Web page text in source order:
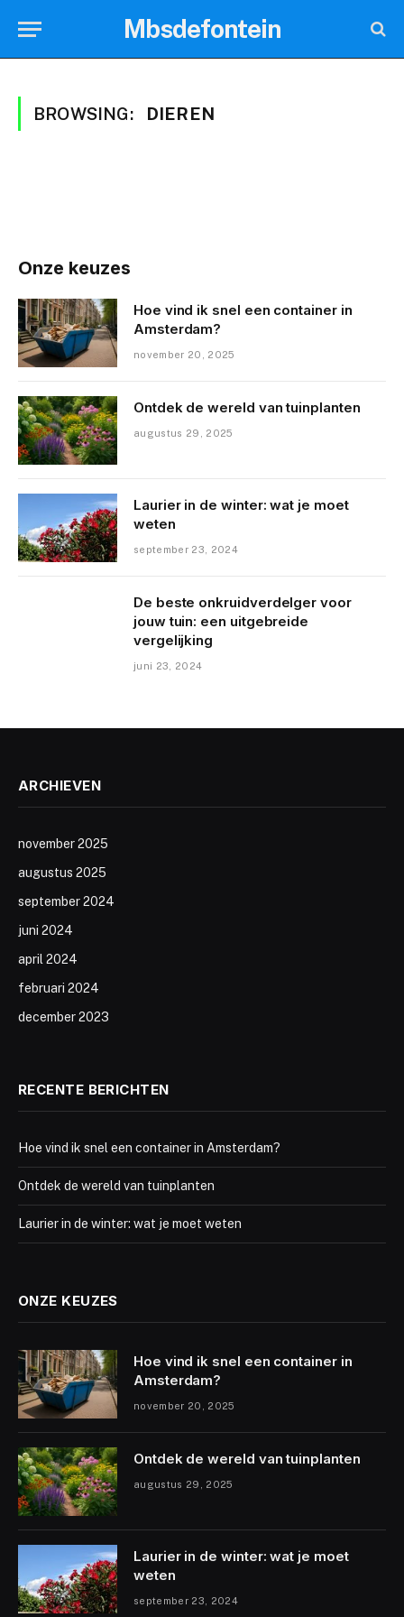
Mbsdefontein
BROWSING: DIEREN
Onze keuzes
Hoe vind ik snel een container in
Amsterdam?
november 20, 2025
Ontdek de wereld van tuinplanten
augustus 29, 2025
Laurier in de winter: wat je moet
weten
september 23, 2024
De beste onkruidverdelger voor
jouw tuin: een uitgebreide
vergelijking
juni 23, 2024
ARCHIEVEN
november 2025
augustus 2025
september 2024
juni 2024
april 2024
februari 2024
december 2023
RECENTE BERICHTEN
Hoe vind ik snel een container in Amsterdam?
Ontdek de wereld van tuinplanten
Laurier in de winter: wat je moet weten
ONZE KEUZES
Hoe vind ik snel een container in
Amsterdam?
november 20, 2025
Ontdek de wereld van tuinplanten
augustus 29, 2025
Laurier in de winter: wat je moet
weten
september 23, 2024